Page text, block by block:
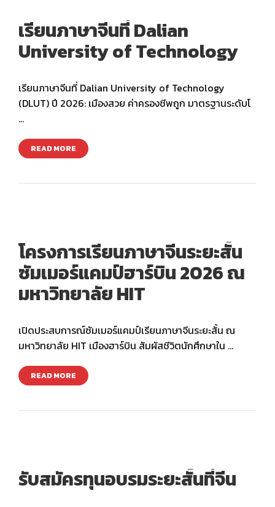
เรียนภาษาจีนที่ Dalian
University of Technology
เรียนภาษาจีนที่ Dalian University of Technology
(DLUT) ปี 2026: เมืองสวย ค่าครองชีพถูก มาตรฐานระดับโ
…
READ MORE
โครงการเรียนภาษาจีนระยะสั้น
ซัมเมอร์แคมป์ฮาร์บิน 2026 ณ
มหาวิทยาลัย HIT
เปิดประสบการณ์ซัมเมอร์แคมป์เรียนภาษาจีนระยะสั้น ณ
มหาวิทยาลัย HIT เมืองฮาร์บิน สัมผัสชีวิตนักศึกษาใน …
READ MORE
รับสมัครทุนอบรมระยะสั้นที่จีน